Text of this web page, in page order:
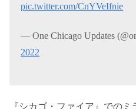
pic.twitter.com/CnYVeIfnie
— One Chicago Updates
2022
『シカゴ・ファイア』での